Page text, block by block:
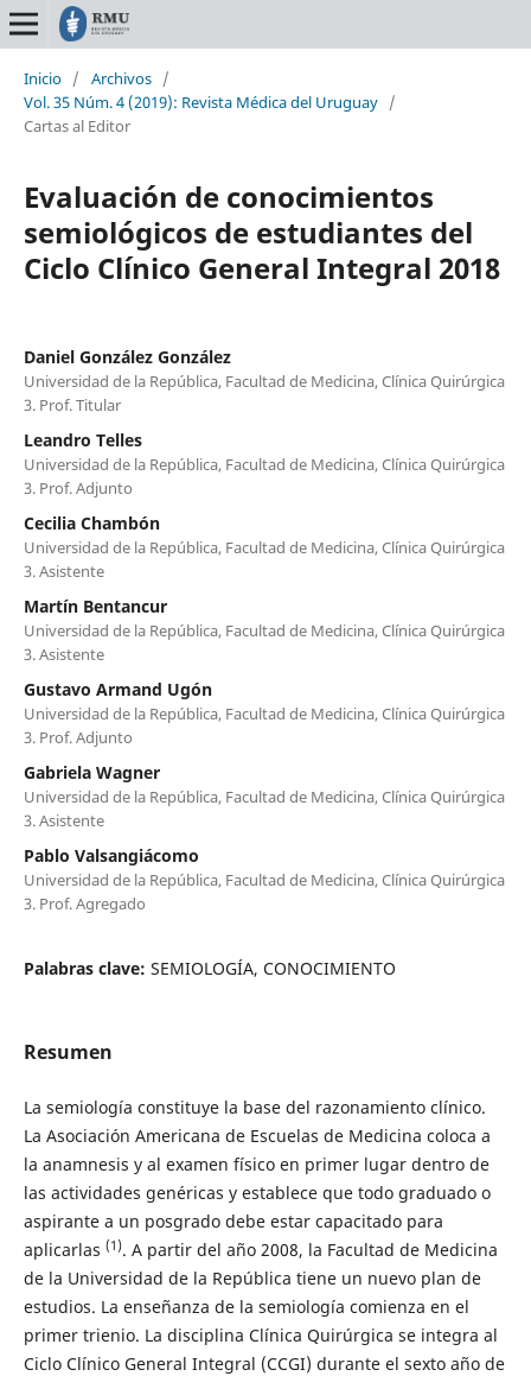
Inicio / Archivos /
Vol. 35 Núm. 4 (2019): Revista Médica del Uruguay /
Cartas al Editor
Evaluación de conocimientos
semiológicos de estudiantes del
Ciclo Clínico General Integral 2018
Daniel González González
Universidad de la República, Facultad de Medicina, Clínica Quirúrgica
3. Prof. Titular
Leandro Telles
Universidad de la República, Facultad de Medicina, Clínica Quirúrgica
3. Prof. Adjunto
Cecilia Chambón
Universidad de la República, Facultad de Medicina, Clínica Quirúrgica
3. Asistente
Martín Bentancur
Universidad de la República, Facultad de Medicina, Clínica Quirúrgica
3. Asistente
Gustavo Armand Ugón
Universidad de la República, Facultad de Medicina, Clínica Quirúrgica
3. Prof. Adjunto
Gabriela Wagner
Universidad de la República, Facultad de Medicina, Clínica Quirúrgica
3. Asistente
Pablo Valsangiácomo
Universidad de la República, Facultad de Medicina, Clínica Quirúrgica
3. Prof. Agregado
Palabras clave: SEMIOLOGÍA, CONOCIMIENTO
Resumen
La semiología constituye la base del razonamiento clínico.
La Asociación Americana de Escuelas de Medicina coloca a
la anamnesis y al examen físico en primer lugar dentro de
las actividades genéricas y establece que todo graduado o
aspirante a un posgrado debe estar capacitado para
aplicarlas (1). A partir del año 2008, la Facultad de Medicina
de la Universidad de la República tiene un nuevo plan de
estudios. La enseñanza de la semiología comienza en el
primer trienio. La disciplina Clínica Quirúrgica se integra al
Ciclo Clínico General Integral (CCGI) durante el sexto año de